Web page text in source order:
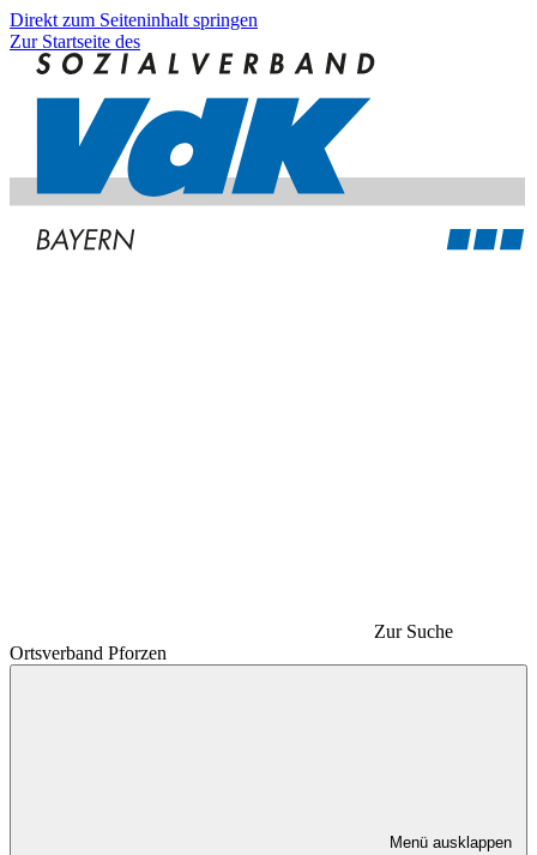
Direkt zum Seiteninhalt springen
Zur Startseite des
Zur Suche
Ortsverband Pforzen
Menü ausklappen